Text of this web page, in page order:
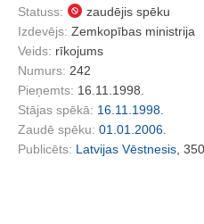
Statuss:
zaudējis spēku
Izdevējs: Zemkopības ministrija
Veids: rīkojums
Numurs: 242
Pieņemts: 16.11.1998.
Stājas spēkā: 16.11.1998.
Zaudē spēku: 01.01.2006.
Publicēts: Latvijas Vēstnesis ,